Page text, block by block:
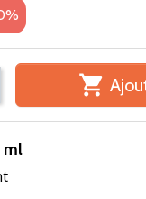

ml